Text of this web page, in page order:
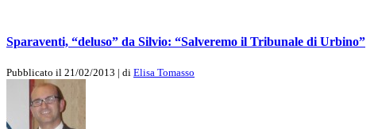
Sparaventi, “deluso” da Silvio: “Salveremo il Tribunale di Urbino”
Pubblicato il 21/02/2013 | di Elisa Tomasso